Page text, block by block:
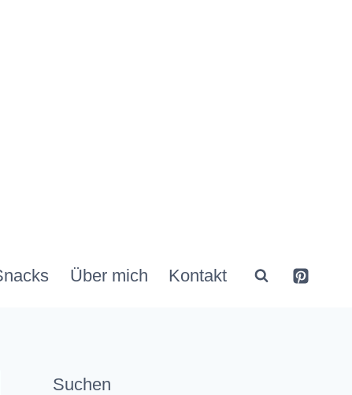
Über mich Kontakt
Suchen